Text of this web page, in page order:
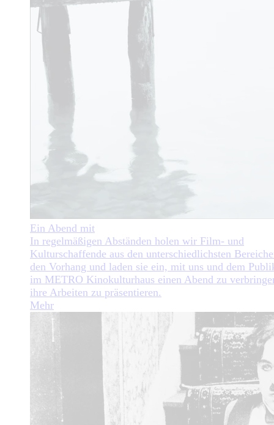
Ein Abend mit
In regelmäßigen Abständen holen wir Film- und
Kulturschaffende aus den unterschiedlichsten
den Vorhang und laden sie ein, mit uns und dem
im METRO Kinokulturhaus einen Abend zu
ihre Arbeiten zu präsentieren.
Mehr